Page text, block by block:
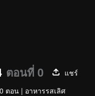
ตอนที่ 0
แชร์
ตอน | อาหารรสเลิศ